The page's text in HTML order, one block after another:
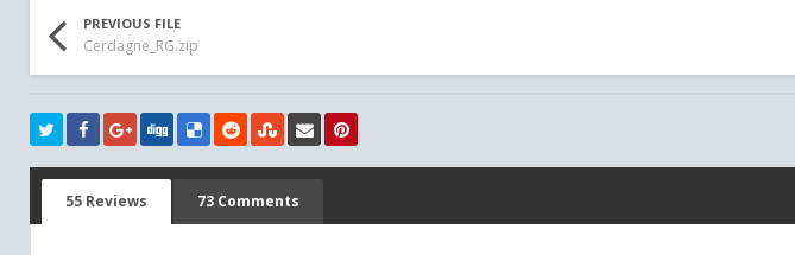
PREVIOUS FILE
Cerdagne_RG.zip
55 Reviews 73 Comments